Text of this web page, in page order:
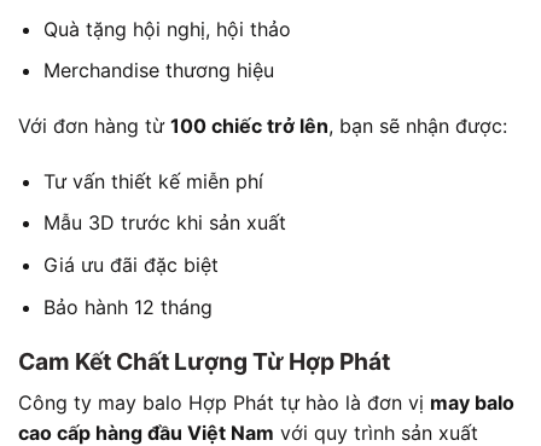
Quà tặng hội nghị, hội thảo
Merchandise thương hiệu
Với đơn hàng từ 100 chiếc trở lên, bạn sẽ nhận được:
Tư vấn thiết kế miễn phí
Mẫu 3D trước khi sản xuất
Giá ưu đãi đặc biệt
Bảo hành 12 tháng
Cam Kết Chất Lượng Từ Hợp Phát
Công ty may balo Hợp Phát tự hào là đơn vị may balo
cao cấp hàng đầu Việt Nam với quy trình sản xuất